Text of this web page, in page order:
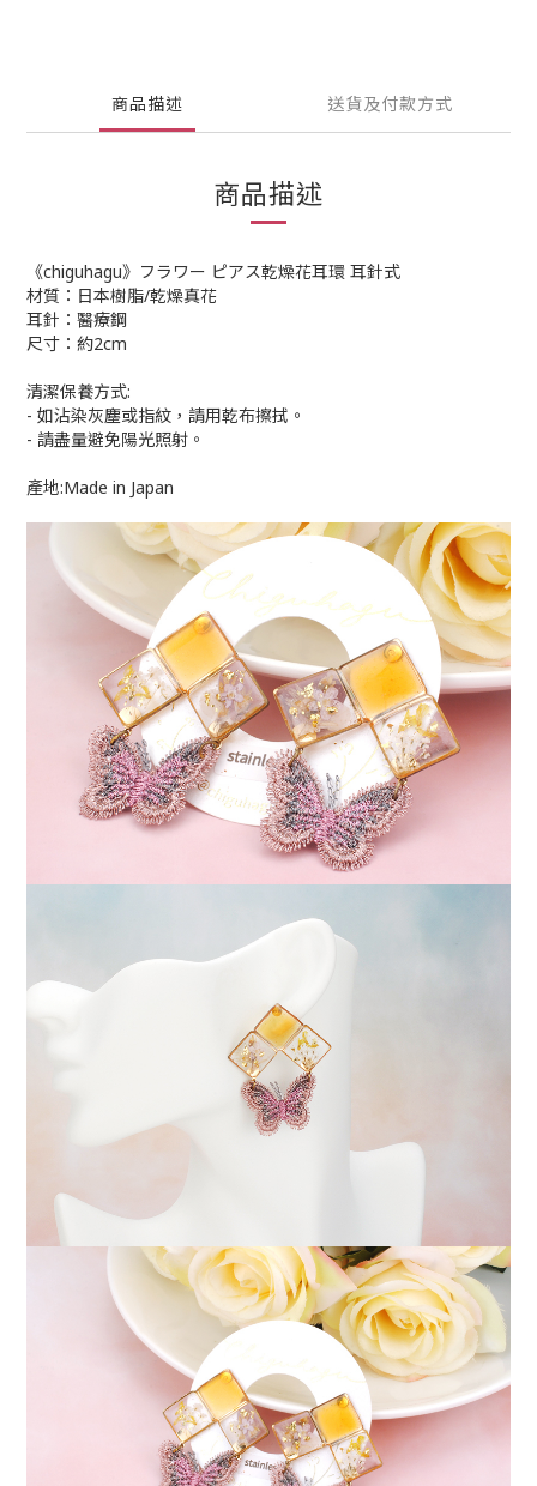
商品描述 送貨及付款方式
商品描述
《chiguhagu》フラワー ピアス乾燥花耳環 耳針式
材質：日本樹脂/乾燥真花
耳針：醫療鋼
尺寸：約2cm
清潔保養方式:
- 如沾染灰塵或指紋，請用乾布擦拭。
- 請盡量避免陽光照射。
產地:Made in Japan